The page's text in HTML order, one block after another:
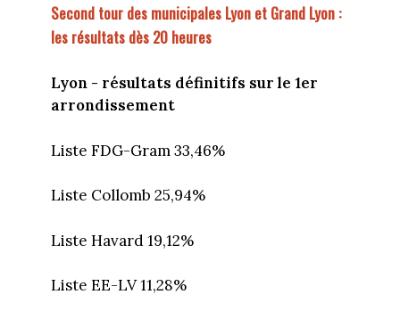
Second tour des municipales Lyon et Grand Lyon :
les résultats dès 20 heures
Lyon - résultats définitifs sur le 1er
arrondissement
Liste FDG-Gram 33,46%
Liste Collomb 25,94%
Liste Havard 19,12%
Liste EE-LV 11,28%